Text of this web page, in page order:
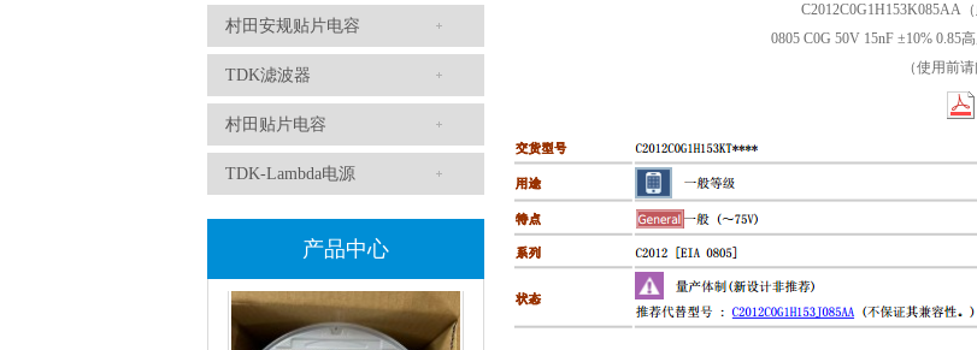
村田安规贴片电容
TDK滤波器
村田贴片电容
TDK-Lambda电源
产品中心
C2012C0G1H153K085AA
0805 C0G 50V 15nF ±10% 0.85
（使用前请